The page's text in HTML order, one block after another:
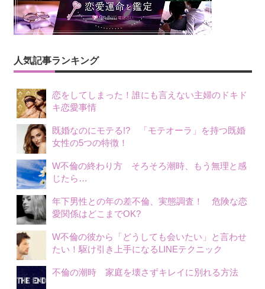
ビ
ゲ
ー
シ
ョ
ン
人気記事ランキング
恋をしてしまった！誰にも言えない主婦のドキド
キ恋愛事情
既婚なのにモテる!? 「モテオーラ」を持つ既婚
女性の5つの特徴！
W不倫の終わり方 そろそろ潮時、もう無理と感
じたら…
年下男性との年の差不倫、実態調査！ 危険な恋
愛関係はどこまでOK?
W不倫の彼から「どうしても会いたい」と言わせ
たい！駆け引き上手になるLINEテクニック
不倫の潮時 家庭を壊さずキレイに別れる方法